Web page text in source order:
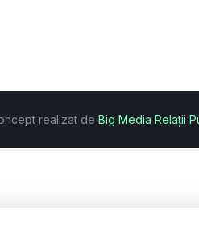
realizat de Big Media Relații